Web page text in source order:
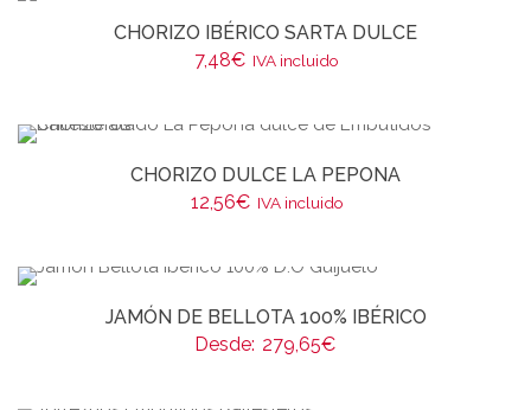
CHORIZO IBÉRICO SARTA DULCE
7,48€ IVA incluido
CHORIZO DULCE LA PEPONA
12,56€ IVA incluido
JAMÓN DE BELLOTA 100% IBÉRICO
Desde: 279,65€